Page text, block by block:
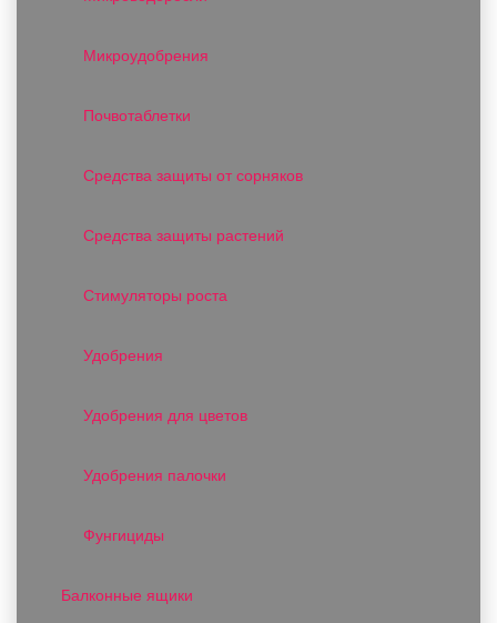
Микроудобрения
Почвотаблетки
Средства защиты от сорняков
Средства защиты растений
Стимуляторы роста
Удобрения
Удобрения для цветов
Удобрения палочки
Фунгициды
Балконные ящики